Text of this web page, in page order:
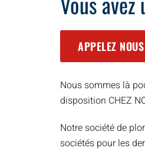
APPELEZ
Nous sommes là
disposition CHEZ
Notre société de
sociétés pour les